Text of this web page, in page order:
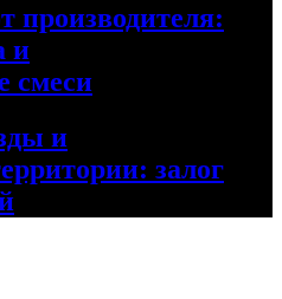
производителя:
и
смеси
и
залог